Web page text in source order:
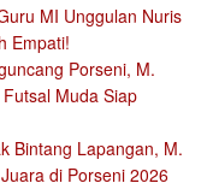
MI Unggulan Nuris
Empati!
Porseni, M.
Muda Siap
Bintang Lapangan, M.
di Porseni 2026